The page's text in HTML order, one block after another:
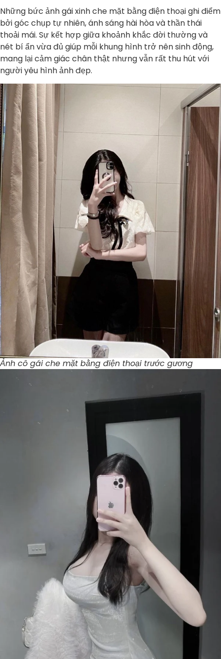
Những bức ảnh gái xinh che mặt bằng điện thoại ghi điểm
bởi góc chụp tự nhiên, ánh sáng hài hòa và thần thái
thoải mái. Sự kết hợp giữa khoảnh khắc đời thường và
nét bí ẩn vừa đủ giúp mỗi khung hình trở nên sinh động,
mang lại cảm giác chân thật nhưng vẫn rất thu hút với
người yêu hình ảnh đẹp.
Ảnh cô gái che mặt bằng điện thoại trước gương